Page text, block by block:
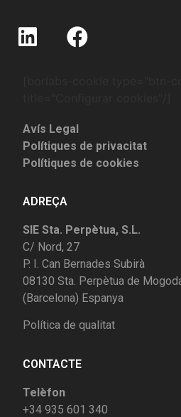
Avís Legal
Polítiques de privacitat
Polítiques de cookies
ADREÇA
SIE Sta. Perpètua, S.L.
C/ Nord, 27
P. I. Can Bernades Subirà
08130 Sta. Perpètua de
(Barcelona) Espanya
Política de qualitat
CONTACTE
Telèfon
+34 935 601 340